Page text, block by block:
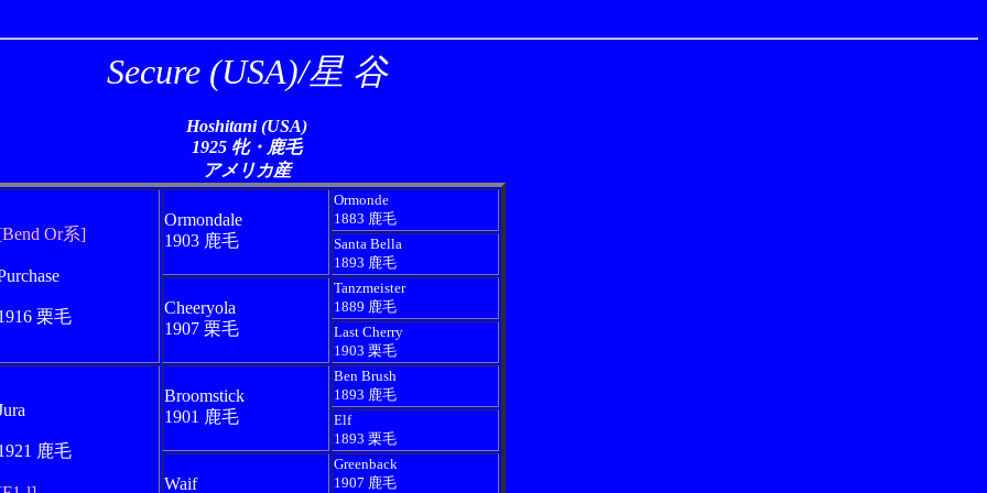
Secure (USA)/星 谷
Hoshitani (USA)
1925 牝・鹿毛
アメリカ産
Or系]
栗毛
Ormondale
1903 鹿毛
Ormonde
1883 鹿毛
Santa Bella
1893 鹿毛
Cheeryola
1907 栗毛
Tanzmeister
1889 鹿毛
Last Cherry
1903 栗毛
鹿毛
Broomstick
1901 鹿毛
Ben Brush
1893 鹿毛
Elf
1893 栗毛
Waif
Greenback
1907 鹿毛